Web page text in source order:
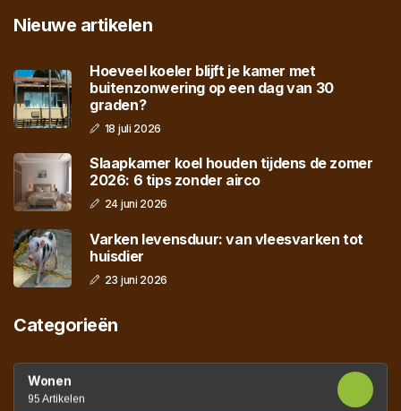
Nieuwe artikelen
Hoeveel koeler blijft je kamer met
buitenzonwering op een dag van 30
graden?
18 juli 2026
Slaapkamer koel houden tijdens de zomer
2026: 6 tips zonder airco
24 juni 2026
Varken levensduur: van vleesvarken tot
huisdier
23 juni 2026
Categorieën
Wonen
95 Artikelen